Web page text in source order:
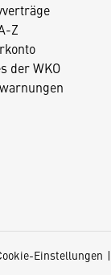
Z
der WKO
Einstellungen